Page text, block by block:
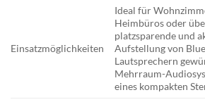
Einsatzmöglichkeiten
Ideal für
Heimbüros oder
platzsparende und
Aufstellung von
Lautsprechern
Mehrraum-
eines kompakten